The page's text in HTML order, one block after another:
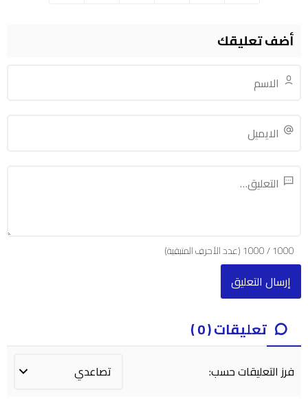
أضف تعليقك
1000
/
1000(عدد الأحرف المتبقية)
تعليقات ( 0 )
فرز التعليقات حسب: